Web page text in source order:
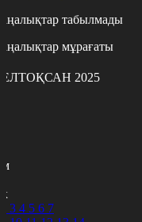
табылмады
мұрағаты
2025
3 4 5 6 7